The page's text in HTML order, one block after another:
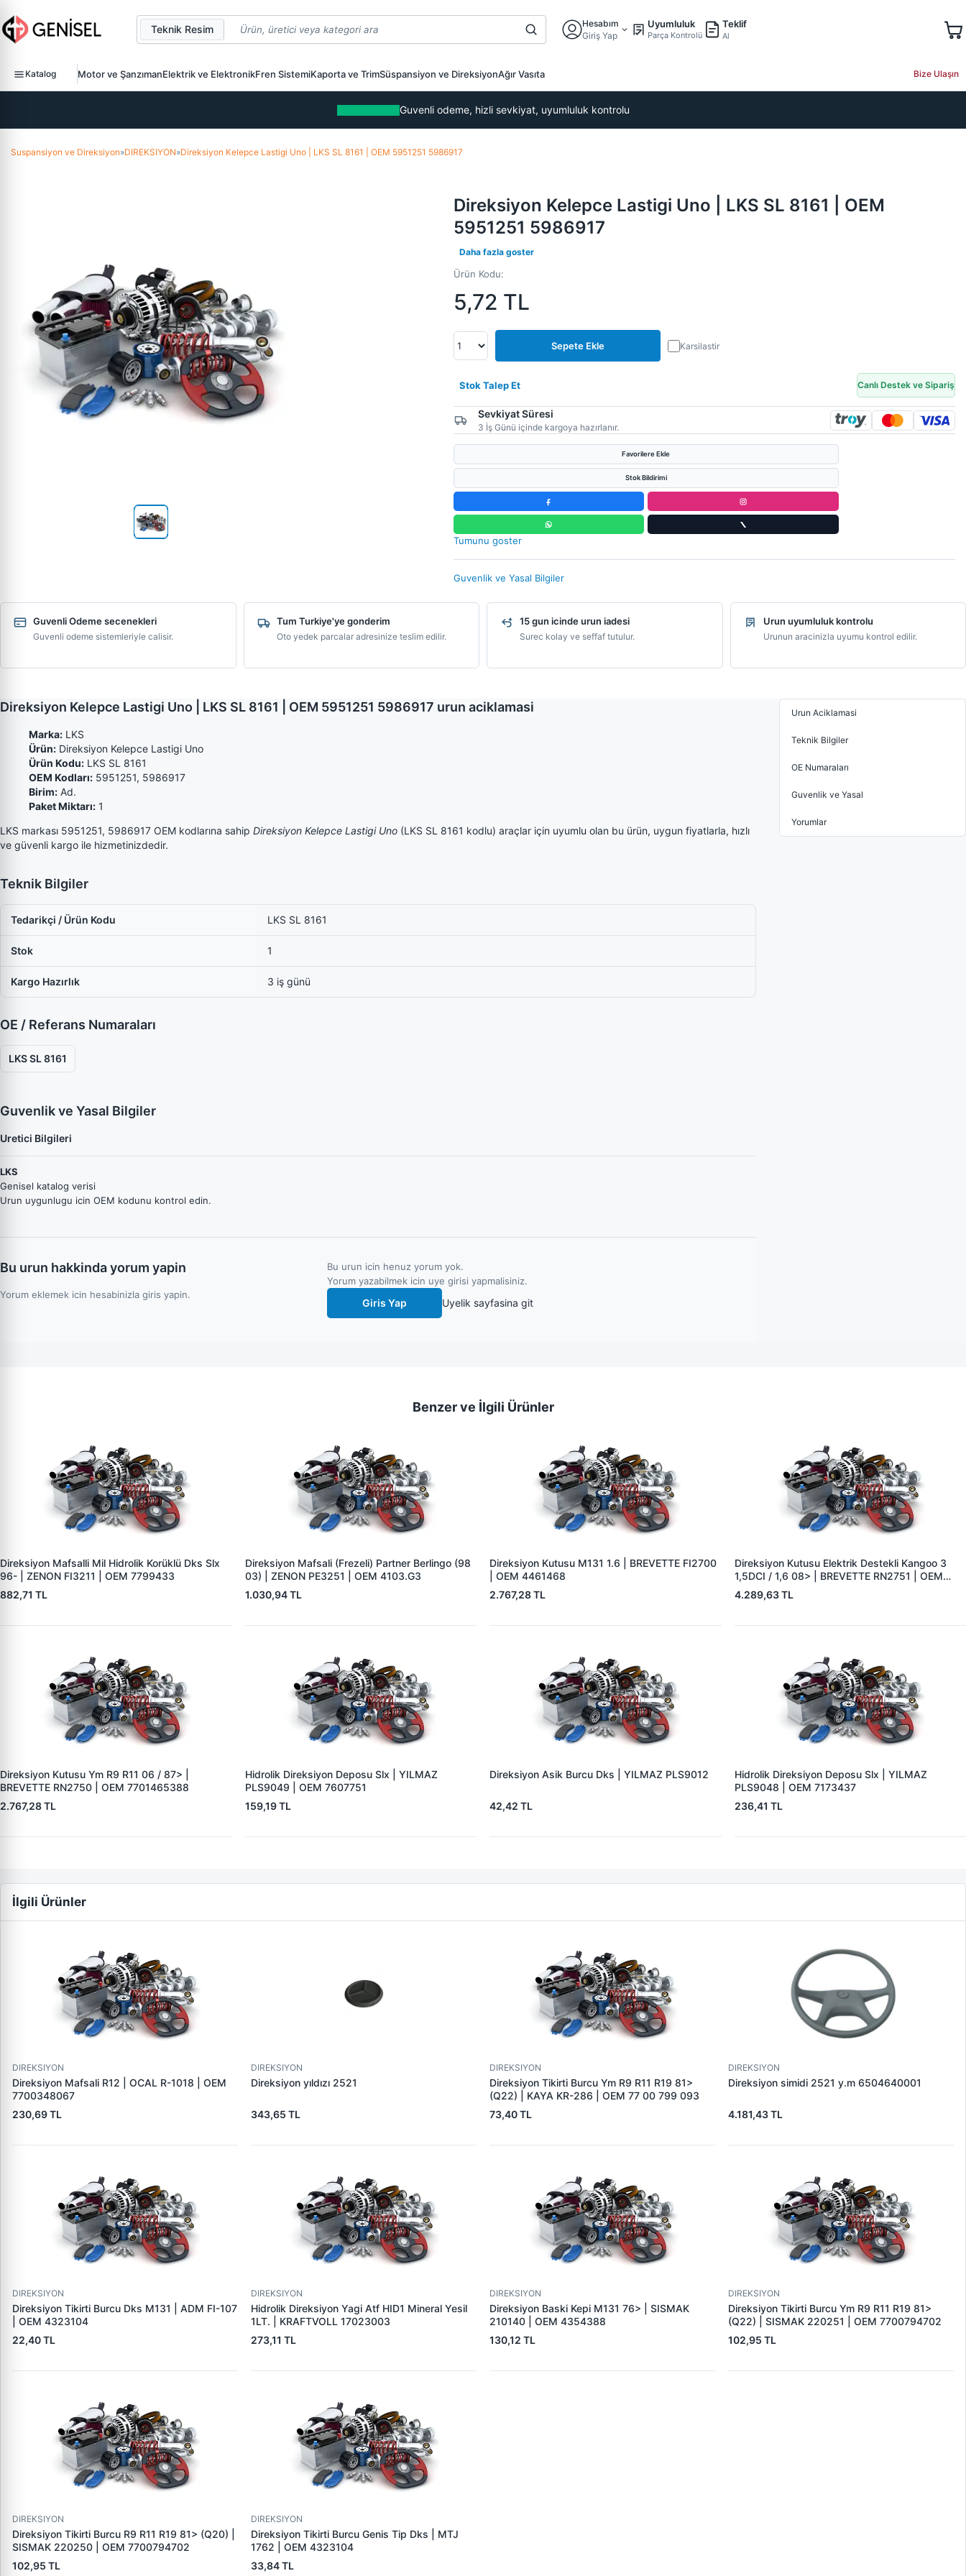
Teknik Resim
Hesabım
Giriş Yap
Uyumluluk
Parça Kontrolü
Teklif
Al
Katalog Motor ve ŞanzımanElektrik ve ElektronikFren SistemiKaporta ve TrimSüspansiyon ve DireksiyonAğır Vasıta Bize Ulaşın
Guvenli odeme, hizli sevkiyat, uyumluluk kontrolu
Suspansiyon ve Direksiyon»DIREKSIYON»Direksiyon Kelepce Lastigi Uno | LKS SL 8161 | OEM 5951251 5986917
Direksiyon Kelepce Lastigi Uno | LKS SL 8161 | OEM
5951251 5986917
Daha fazla goster
Ürün Kodu:
5,72 TL
Sepete Ekle Karsilastir
Stok Talep Et Canlı Destek ve Sipariş
Sevkiyat Süresi
3 İş Günü içinde kargoya hazırlanır.
Favorilere Ekle
Stok Bildirimi
Tumunu goster
Guvenlik ve Yasal Bilgiler
Guvenli Odeme secenekleri
Guvenli odeme sistemleriyle calisir.
Tum Turkiye'ye gonderim
Oto yedek parcalar adresinize teslim edilir.
15 gun icinde urun iadesi
Surec kolay ve seffaf tutulur.
Urun uyumluluk kontrolu
Urunun aracinizla uyumu kontrol edilir.
Direksiyon Kelepce Lastigi Uno | LKS SL 8161 | OEM 5951251 5986917 urun aciklamasi
Marka: LKS
Ürün: Direksiyon Kelepce Lastigi Uno
Ürün Kodu: LKS SL 8161
OEM Kodları: 5951251, 5986917
Birim: Ad.
Paket Miktarı: 1
LKS markası 5951251, 5986917 OEM kodlarına sahip Direksiyon Kelepce Lastigi Uno (LKS SL 8161 kodlu) araçlar için uyumlu olan bu ürün, uygun fiyatlarla, hızlı
ve güvenli kargo ile hizmetinizdedir.
Teknik Bilgiler
Tedarikçi / Ürün Kodu LKS SL 8161
Stok 1
Kargo Hazırlık 3 iş günü
OE / Referans Numaraları
LKS SL 8161
Guvenlik ve Yasal Bilgiler
Uretici Bilgileri
LKS
Genisel katalog verisi
Urun uygunlugu icin OEM kodunu kontrol edin.
Bu urun hakkinda yorum yapin
Yorum eklemek icin hesabinizla giris yapin.
Bu urun icin henuz yorum yok.
Yorum yazabilmek icin uye girisi yapmalisiniz.
Giris Yap Uyelik sayfasina git
Urun Aciklamasi
Teknik Bilgiler
OE Numaraları
Guvenlik ve Yasal
Yorumlar
Benzer ve İlgili Ürünler
Direksiyon Mafsalli Mil Hidrolik Korüklü Dks Slx
96- | ZENON FI3211 | OEM 7799433
882,71 TL
Direksiyon Mafsali (Frezeli) Partner Berlingo (98
03) | ZENON PE3251 | OEM 4103.G3
1.030,94 TL
Direksiyon Kutusu M131 1.6 | BREVETTE FI2700
| OEM 4461468
2.767,28 TL
Direksiyon Kutusu Elektrik Destekli Kangoo 3
1,5DCI / 1,6 08> | BREVETTE RN2751 | OEM
8200088495
4.289,63 TL
Direksiyon Kutusu Ym R9 R11 06 / 87> |
BREVETTE RN2750 | OEM 7701465388
2.767,28 TL
Hidrolik Direksiyon Deposu Slx | YILMAZ
PLS9049 | OEM 7607751
159,19 TL
Direksiyon Asik Burcu Dks | YILMAZ PLS9012
42,42 TL
Hidrolik Direksiyon Deposu Slx | YILMAZ
PLS9048 | OEM 7173437
236,41 TL
İlgili Ürünler
DIREKSIYON
Direksiyon Mafsali R12 | OCAL R-1018 | OEM
7700348067
230,69 TL
DIREKSIYON
Direksiyon yıldızı 2521
343,65 TL
DIREKSIYON
Direksiyon Tikirti Burcu Ym R9 R11 R19 81>
(Q22) | KAYA KR-286 | OEM 77 00 799 093
73,40 TL
DIREKSIYON
Direksiyon simidi 2521 y.m 6504640001
4.181,43 TL
DIREKSIYON
Direksiyon Tikirti Burcu Dks M131 | ADM FI-107
| OEM 4323104
22,40 TL
DIREKSIYON
Hidrolik Direksiyon Yagi Atf HID1 Mineral Yesil
1LT. | KRAFTVOLL 17023003
273,11 TL
DIREKSIYON
Direksiyon Baski Kepi M131 76> | SISMAK
210140 | OEM 4354388
130,12 TL
DIREKSIYON
Direksiyon Tikirti Burcu Ym R9 R11 R19 81>
(Q22) | SISMAK 220251 | OEM 7700794702
102,95 TL
DIREKSIYON
Direksiyon Tikirti Burcu R9 R11 R19 81> (Q20) |
SISMAK 220250 | OEM 7700794702
102,95 TL
DIREKSIYON
Direksiyon Tikirti Burcu Genis Tip Dks | MTJ
1762 | OEM 4323104
33,84 TL